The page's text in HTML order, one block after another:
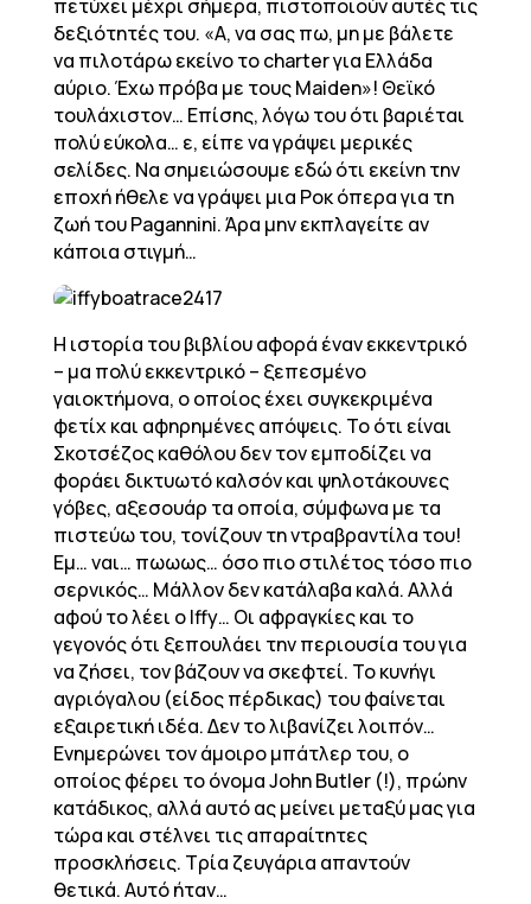
πετύχει μέχρι σήμερα, πιστοποιούν αυτές τις
δεξιότητές του. «Α, να σας πω, μη με βάλετε
να πιλοτάρω εκείνο το charter για Ελλάδα
αύριο. Έχω πρόβα με τους Maiden»! Θεϊκό
τουλάχιστον… Επίσης, λόγω του ότι βαριέται
πολύ εύκολα… ε, είπε να γράψει μερικές
σελίδες. Να σημειώσουμε εδώ ότι εκείνη την
εποχή ήθελε να γράψει μια Ροκ όπερα για τη
ζωή του Pagannini. Άρα μην εκπλαγείτε αν
κάποια στιγμή…
Η ιστορία του βιβλίου αφορά έναν εκκεντρικό
– μα πολύ εκκεντρικό – ξεπεσμένο
γαιοκτήμονα, ο οποίος έχει συγκεκριμένα
φετίχ και αφηρημένες απόψεις. Το ότι είναι
Σκοτσέζος καθόλου δεν τον εμποδίζει να
φοράει δικτυωτό καλσόν και ψηλοτάκουνες
γόβες, αξεσουάρ τα οποία, σύμφωνα με τα
πιστεύω του, τονίζουν τη ντραβραντίλα του!
Εμ… ναι… πωωως… όσο πιο στιλέτος τόσο πιο
σερνικός… Μάλλον δεν κατάλαβα καλά. Αλλά
αφού το λέει ο Iffy… Οι αφραγκίες και το
γεγονός ότι ξεπουλάει την περιουσία του για
να ζήσει, τον βάζουν να σκεφτεί. Το κυνήγι
αγριόγαλου (είδος πέρδικας) του φαίνεται
εξαιρετική ιδέα. Δεν το λιβανίζει λοιπόν…
Ενημερώνει τον άμοιρο μπάτλερ του, ο
οποίος φέρει το όνομα John Butler (!), πρώην
κατάδικος, αλλά αυτό ας μείνει μεταξύ μας για
τώρα και στέλνει τις απαραίτητες
προσκλήσεις. Τρία ζευγάρια απαντούν
θετικά. Αυτό ήταν…